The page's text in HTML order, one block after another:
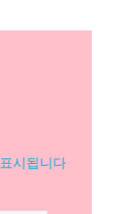
시됩니다